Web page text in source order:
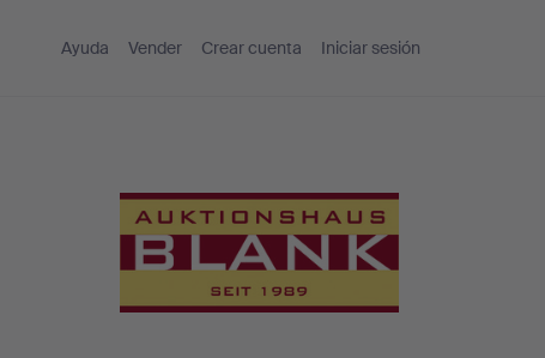
Ayuda Vender Crear cuenta Iniciar sesión